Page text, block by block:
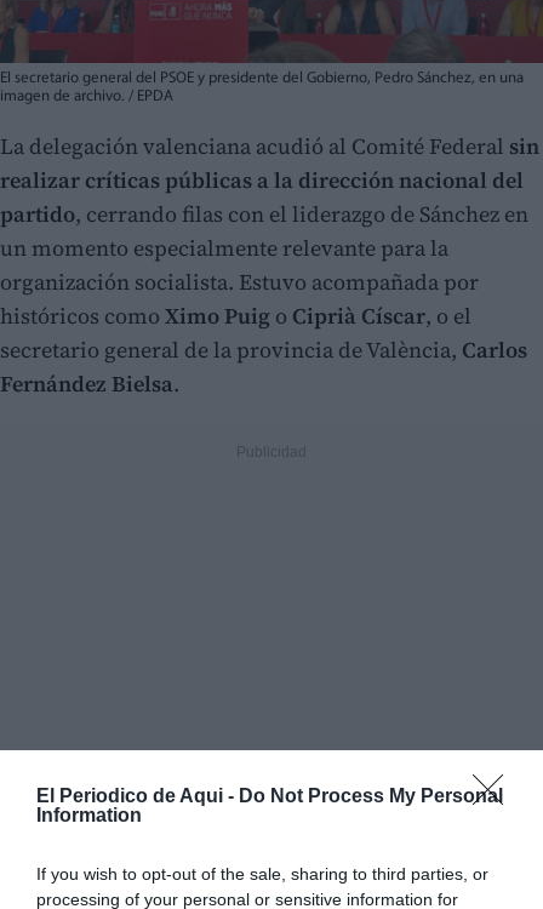
El Periodico de Aqui - Do Not Process My Personal
Information
If you wish to opt-out of the sale, sharing to third parties, or
processing of your personal or sensitive information for
El secretario general del PSOE y presidente del Gobierno, Pedro Sánchez, en una
imagen de archivo. / EPDA
La delegación valenciana acudió al Comité Federal sin
realizar críticas públicas a la dirección nacional del
partido, cerrando filas con el liderazgo de Sánchez en
un momento especialmente relevante para la
organización socialista. Estuvo acompañada por
históricos como Ximo Puig o Ciprià Císcar, o el
secretario general de la provincia de València, Carlos
Fernández Bielsa.